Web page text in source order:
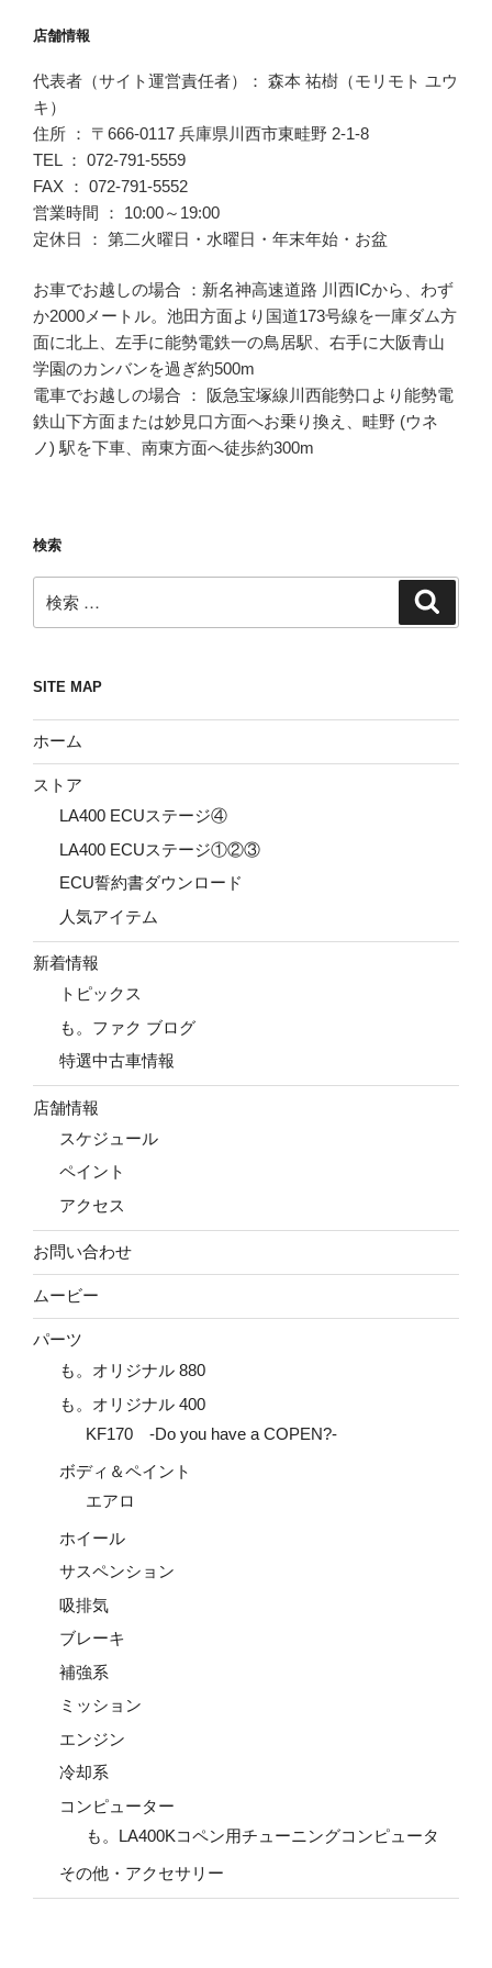
店舗情報
代表者（サイト運営責任者）： 森本 祐樹（モリモト ユウ
キ）
住所 ： 〒666-0117 兵庫県川西市東畦野 2-1-8
TEL ： 072-791-5559
FAX ： 072-791-5552
営業時間 ： 10:00～19:00
定休日 ： 第二火曜日・水曜日・年末年始・お盆
お車でお越しの場合 ：新名神高速道路 川西ICから、わず
か2000メートル。池田方面より国道173号線を一庫ダム方
面に北上、左手に能勢電鉄一の鳥居駅、右手に大阪青山
学園のカンバンを過ぎ約500m
電車でお越しの場合 ： 阪急宝塚線川西能勢口より能勢電
鉄山下方面または妙見口方面へお乗り換え、畦野 (ウネ
ノ) 駅を下車、南東方面へ徒歩約300m
検索
索:
SITE MAP
ホーム
ストア
LA400 ECUステージ④
LA400 ECUステージ①②③
ECU誓約書ダウンロード
人気アイテム
新着情報
トピックス
も。ファク ブログ
特選中古車情報
店舗情報
スケジュール
ペイント
アクセス
お問い合わせ
ムービー
パーツ
も。オリジナル 880
も。オリジナル 400
KF170 -Do you have a COPEN?-
ボディ＆ペイント
エアロ
ホイール
サスペンション
吸排気
ブレーキ
補強系
ミッション
エンジン
冷却系
コンピューター
も。LA400Kコペン用チューニングコンピュータ
その他・アクセサリー